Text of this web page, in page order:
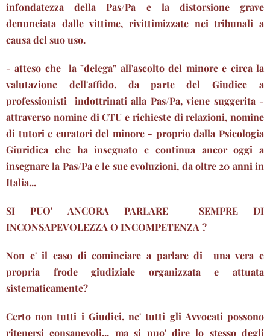
infondatezza della Pas/Pa e la distorsione grave
denunciata dalle vittime, rivittimizzate nei tribunali a
causa del suo uso.
- atteso che la "delega" all'ascolto del minore e circa la
valutazione dell'affido, da parte del Giudice a
professionisti indottrinati alla Pas/Pa, viene suggerita -
attraverso nomine di CTU e richieste di relazioni, nomine
di tutori e curatori del minore - proprio dalla Psicologia
Giuridica che ha insegnato e continua ancor oggi a
insegnare la Pas/Pa e le sue evoluzioni, da oltre 20 anni in
Italia...
SI PUO' ANCORA PARLARE SEMPRE DI
INCONSAPEVOLEZZA O INCOMPETENZA ?
Non e' il caso di cominciare a parlare di una vera e
propria frode giudiziale organizzata e attuata
sistematicamente?
Certo non tutti i Giudici, ne' tutti gli Avvocati possono
ritenersi consapevoli... ma si puo' dire lo stesso degli